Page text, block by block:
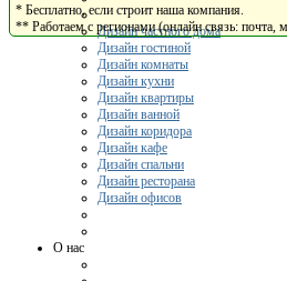
Дизайн частного дома
Дизайн гостиной
Дизайн комнаты
Дизайн кухни
Дизайн квартиры
Дизайн ванной
Дизайн коридора
Дизайн кафе
Дизайн спальни
Дизайн ресторана
Дизайн офисов
О нас
* Бесплатно, если строит наша компания.
** Работаем с регионами (онлайн связь: почта,